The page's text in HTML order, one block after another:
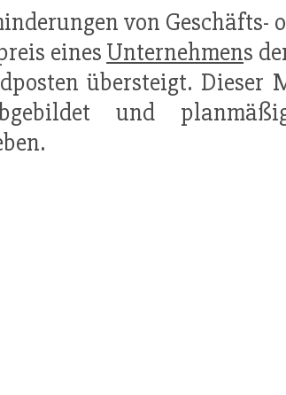
von Geschäfts-
eines Unternehmens
übersteigt. Dieser
und